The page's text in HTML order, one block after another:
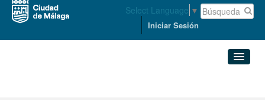
Select Language ▼
Iniciar Sesión